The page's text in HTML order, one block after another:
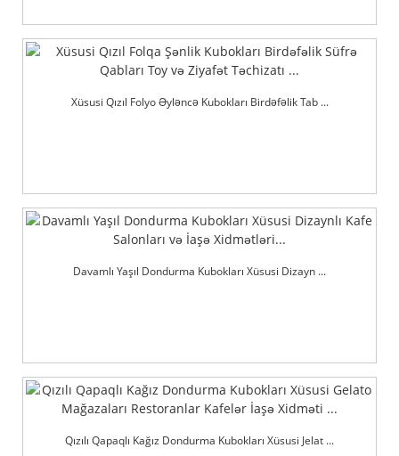
Xüsusi Qızıl Folyo Əyləncə Kubokları Birdəfəlik Tab ...
Davamlı Yaşıl Dondurma Kubokları Xüsusi Dizayn ...
Qızılı Qapaqlı Kağız Dondurma Kubokları Xüsusi Jelat ...